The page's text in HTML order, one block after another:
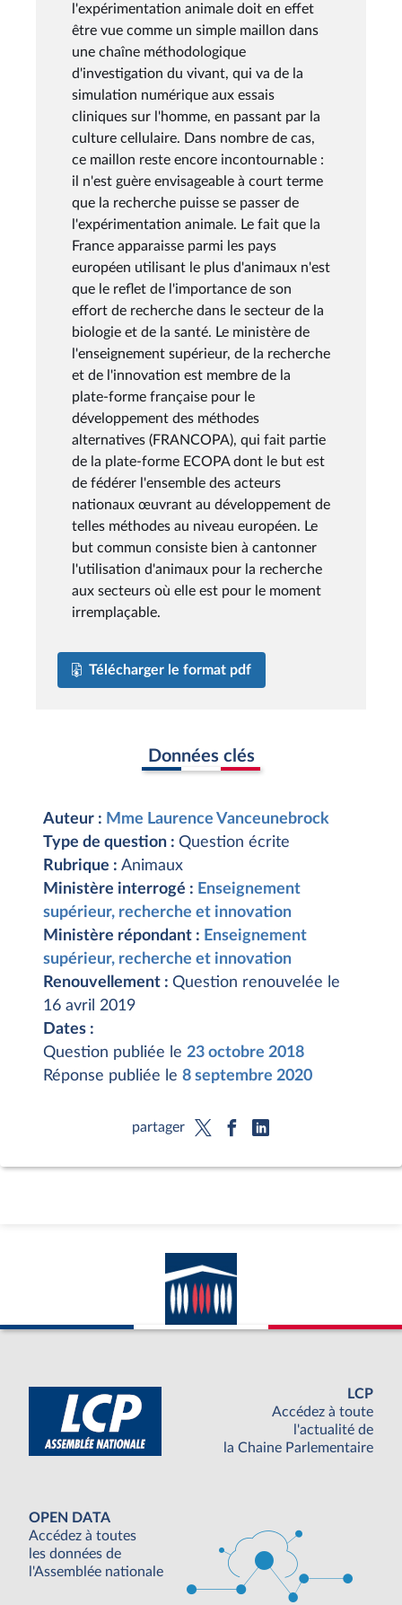
l'expérimentation animale doit en effet
être vue comme un simple maillon dans
une chaîne méthodologique
d'investigation du vivant, qui va de la
simulation numérique aux essais
cliniques sur l'homme, en passant par la
culture cellulaire. Dans nombre de cas,
ce maillon reste encore incontournable :
il n'est guère envisageable à court terme
que la recherche puisse se passer de
l'expérimentation animale. Le fait que la
France apparaisse parmi les pays
européen utilisant le plus d'animaux n'est
que le reflet de l'importance de son
effort de recherche dans le secteur de la
biologie et de la santé. Le ministère de
l'enseignement supérieur, de la recherche
et de l'innovation est membre de la
plate-forme française pour le
développement des méthodes
alternatives (FRANCOPA), qui fait partie
de la plate-forme ECOPA dont le but est
de fédérer l'ensemble des acteurs
nationaux œuvrant au développement de
telles méthodes au niveau européen. Le
but commun consiste bien à cantonner
l'utilisation d'animaux pour la recherche
aux secteurs où elle est pour le moment
irremplaçable.
Télécharger le format pdf
Données clés
Auteur : Mme Laurence Vanceunebrock
Type de question : Question écrite
Rubrique : Animaux
Ministère interrogé : Enseignement
supérieur, recherche et innovation
Ministère répondant : Enseignement
supérieur, recherche et innovation
Renouvellement : Question renouvelée le
16 avril 2019
Dates :
Question publiée le 23 octobre 2018
Réponse publiée le 8 septembre 2020
partager
LCP
Accédez à toute
l'actualité de
la Chaine Parlementaire
OPEN DATA
Accédez à toutes
les données de
l'Assemblée nationale